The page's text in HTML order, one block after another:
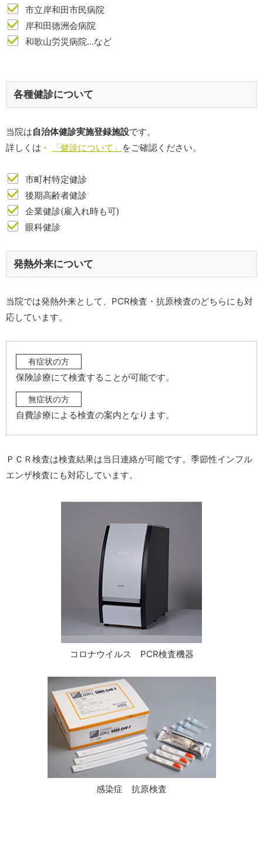
市立岸和田市民病院
岸和田徳洲会病院
和歌山労災病院...など
各種健診について
当院は自治体健診実施登録施設です。
詳しくは
「健診について」 をご確認ください。
市町村特定健診
後期高齢者健診
企業健診(雇入れ時も可)
眼科健診
発熱外来について
当院では発熱外来として、PCR検査・抗原検査のどちらにも対
応しています。
有症状の方
保険診療にて検査することが可能です。
無症状の方
自費診療による検査の案内となります。
ＰＣＲ検査は検査結果は当日連絡が可能です。季節性インフル
エンザ検査にも対応しています。
コロナウイルス PCR検査機器
感染症 抗原検査